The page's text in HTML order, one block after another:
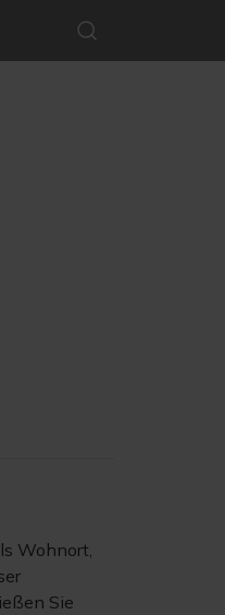
Wohnort,
Sie